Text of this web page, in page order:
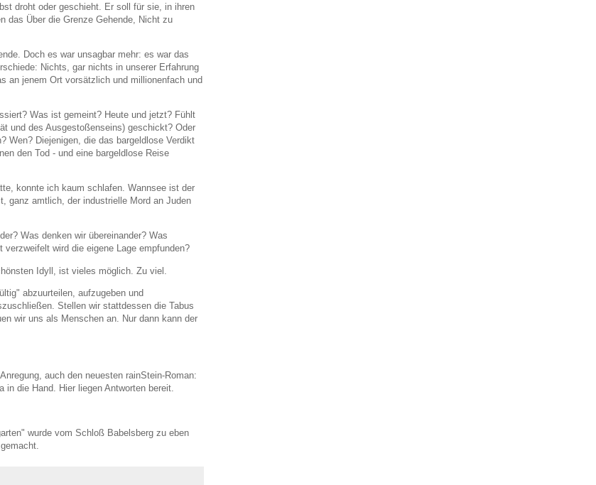
droht oder geschieht. Er soll für sie, in ihren
das Über die Grenze Gehende, Nicht zu
Doch es war unsagbar mehr: es war das
Nichts, gar nichts in unserer Erfahrung
an jenem Ort vorsätzlich und millionenfach und
Was ist gemeint? Heute und jetzt? Fühlt
und des Ausgestoßenseins) geschickt? Oder
Wen? Diejenigen, die das bargeldlose Verdikt
den Tod - und eine bargeldlose Reise
konnte ich kaum schlafen. Wannsee ist der
ganz amtlich, der industrielle Mord an Juden
Was denken wir übereinander? Was
verzweifelt wird die eigene Lage empfunden?
Idyll, ist vieles möglich. Zu viel.
abzuurteilen, aufzugeben und
Stellen wir stattdessen die Tabus
wir uns als Menschen an. Nur dann kann der
auch den neuesten rainStein-Roman:
in die Hand. Hier liegen Antworten bereit.
wurde vom Schloß Babelsberg zu eben